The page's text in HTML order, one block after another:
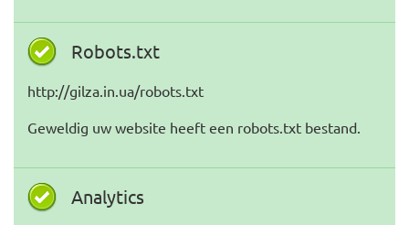
Robots.txt
http://gilza.in.ua/robots.txt
Geweldig uw website heeft een robots.txt bestand.
Analytics